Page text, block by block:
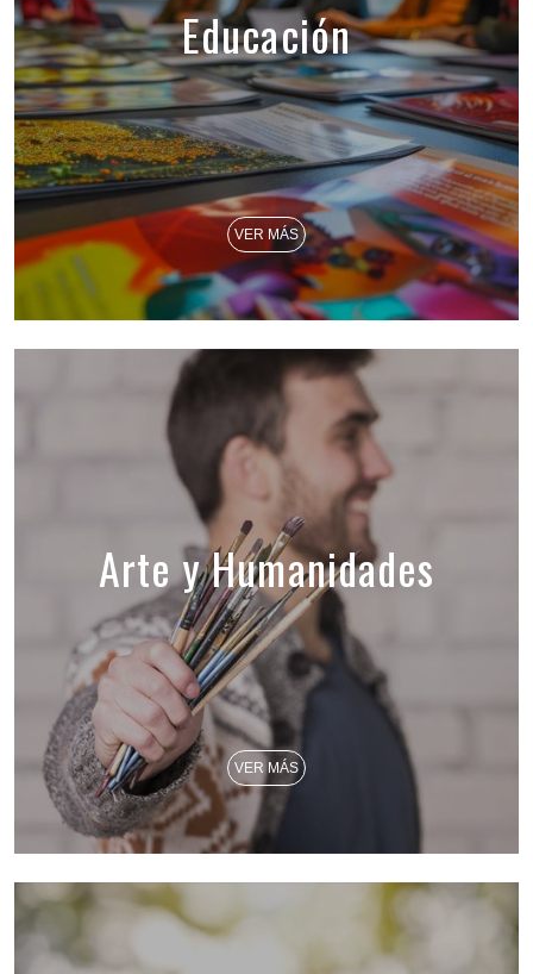
Educación
VER MÁS
Arte y Humanidades
VER MÁS